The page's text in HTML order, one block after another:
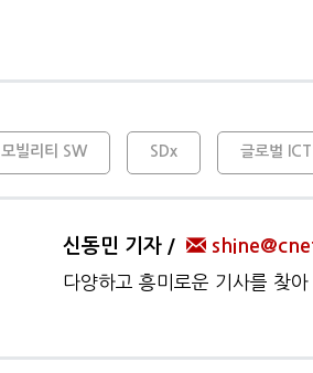
모빌리티 SW SDx 글로벌 ICT
신동민 기자
다양하고 흥미로운 기사를 찾